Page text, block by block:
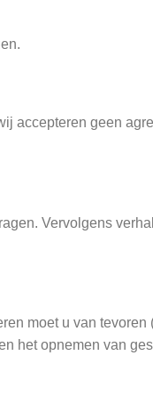
accepteren geen
Vervolgens
moet u van tevoren
het opnemen van